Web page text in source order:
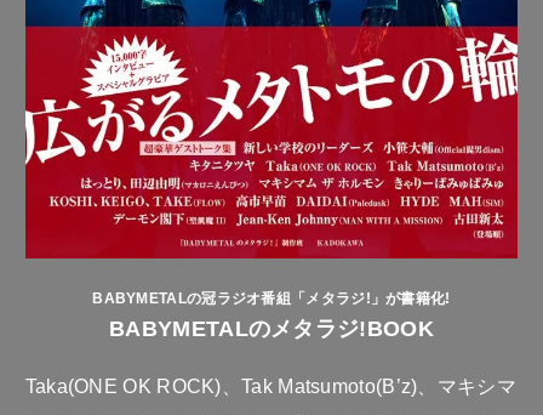
BABYMETALの冠ラジオ番組「メタラジ!」が書籍化!
BABYMETALのメタラジ!BOOK
Taka(ONE OK ROCK)、Tak Matsumoto(B’z)、マキシマ